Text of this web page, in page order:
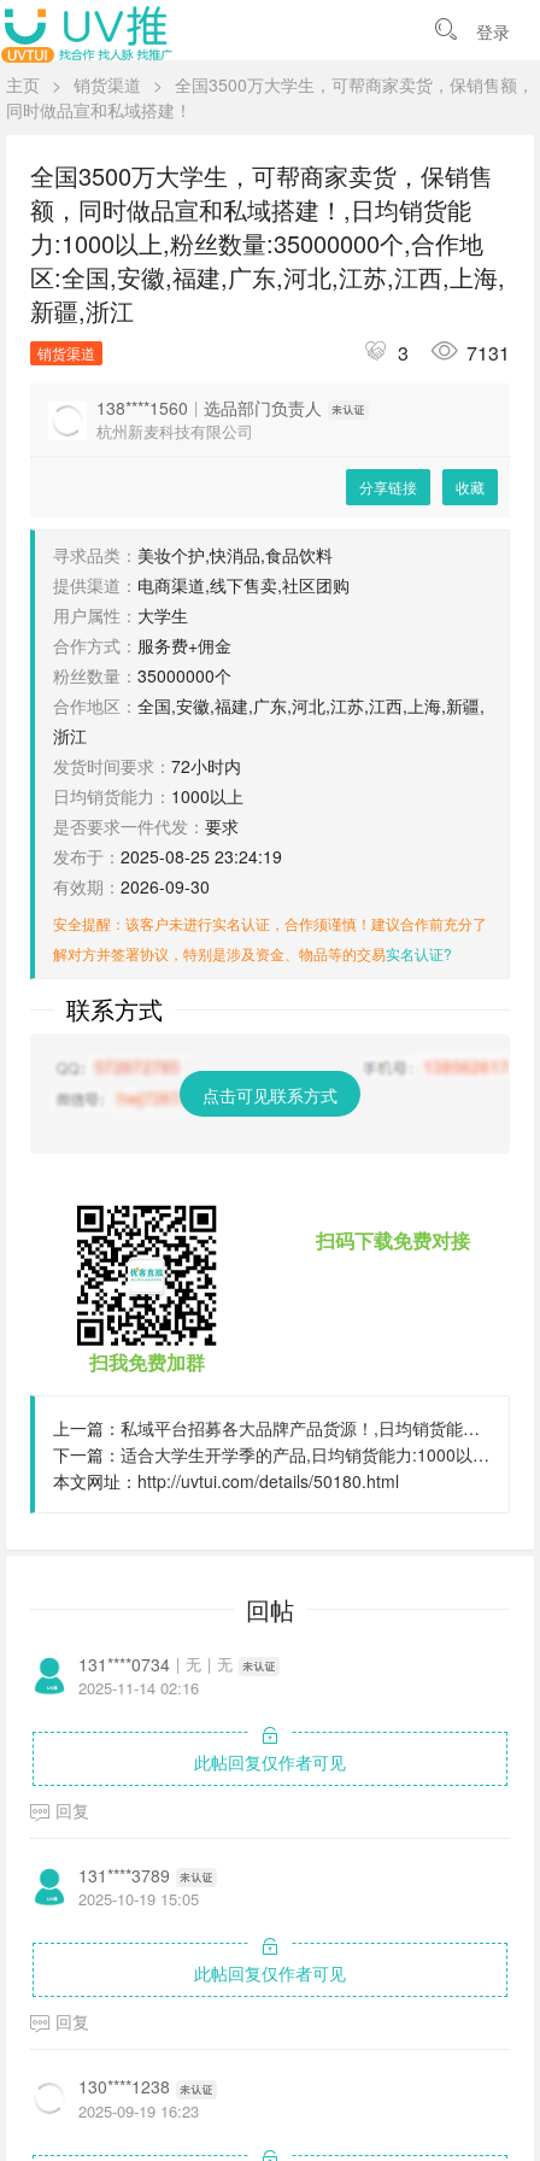
登录
主页 > 销货渠道 > 全国3500万大学生，可帮商家卖货，保销售额，
同时做品宣和私域搭建！
全国3500万大学生，可帮商家卖货，保销售
额，同时做品宣和私域搭建！,日均销货能
力:1000以上,粉丝数量:35000000个,合作地
区:全国,安徽,福建,广东,河北,江苏,江西,上海,
新疆,浙江
销货渠道 3 7131
138****1560 | 选品部门负责人
杭州新麦科技有限公司
分享链接 收藏
寻求品类： 美妆个护,快消品,食品饮料
提供渠道： 电商渠道,线下售卖,社区团购
用户属性： 大学生
合作方式： 服务费+佣金
粉丝数量： 35000000个
合作地区： 全国,安徽,福建,广东,河北,江苏,江西,上海,新疆,
浙江
发货时间要求： 72小时内
日均销货能力： 1000以上
是否要求一件代发： 要求
发布于： 2025-08-25 23:24:19
有效期： 2026-09-30
安全提醒：该客户未进行实名认证，合作须谨慎！建议合作前充分了
解对方并签署协议，特别是涉及资金、物品等的交易实名认证?
联系方式
点击可见联系方式
扫我免费加群
扫码下载免费对接
上一篇： 私域平台招募各大品牌产品货源！,日均销货能力:501-1000,粉丝数量:2000000个,合作地区:浙江
下一篇： 适合大学生开学季的产品,日均销货能力:1000以上,粉丝数量:30000000个,合作地区:全国
本文网址： http://uvtui.com/details/50180.html
回帖
131****0734 | 无 | 无
2025-11-14 02:16
此帖回复仅作者可见
回复
131****3789
2025-10-19 15:05
此帖回复仅作者可见
回复
130****1238
2025-09-19 16:23